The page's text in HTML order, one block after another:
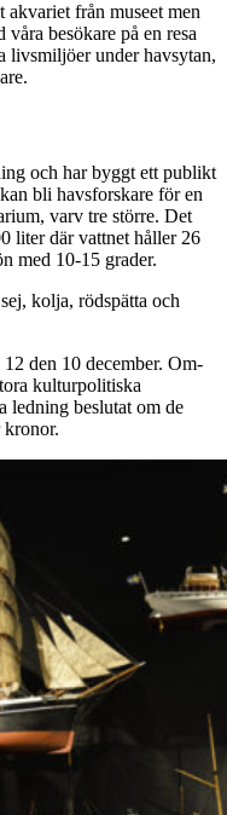
från museet men
besökare på en resa
livsmiljöer under havsytan,
och har byggt ett publikt
bli havsforskare för en
varv tre större. Det
liter där vattnet håller 26
med 10-15 grader.
kolja, rödspätta och
den 10 december. Om-
kulturpolitiska
ledning beslutat om de
kronor.